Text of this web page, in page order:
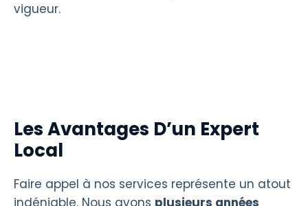
vigueur.
Les Avantages D’un Expert
Local
Faire appel à nos services représente un atout
indéniable. Nous avons plusieurs années